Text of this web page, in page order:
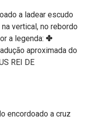
a ladear escudo
vertical, no rebordo
a legenda: ✤
aproximada do
REI DE
encordoado a cruz